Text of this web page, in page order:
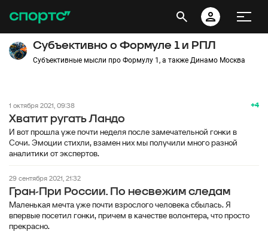
Субъективно о Формуле 1 и РПЛ
Субъективные мысли про Формулу 1, а также Динамо Москва
+4
1 октября 2021, 09:38
Хватит ругать Ландо
И вот прошла уже почти неделя после замечательной гонки в
Сочи. Эмоции стихли, взамен них мы получили много разной
аналитики от экспертов.
29 сентября 2021, 21:32
Гран-При России. По несвежим следам
Маленькая мечта уже почти взрослого человека сбылась. Я
впервые посетил гонки, причем в качестве волонтера, что просто
прекрасно.